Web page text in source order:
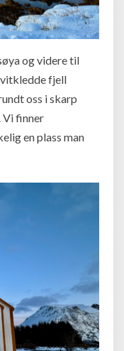
og videre til
fjell
oss i skarp
Vi finner
en plass man